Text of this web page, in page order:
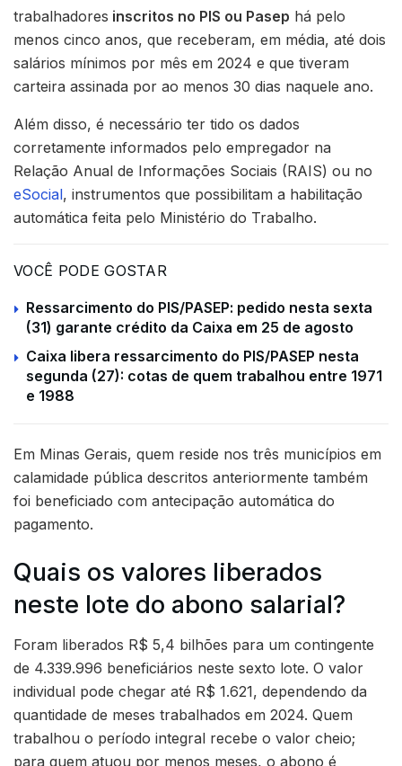
trabalhadores inscritos no PIS ou Pasep há pelo
menos cinco anos, que receberam, em média, até dois
salários mínimos por mês em 2024 e que tiveram
carteira assinada por ao menos 30 dias naquele ano.
Além disso, é necessário ter tido os dados
corretamente informados pelo empregador na
Relação Anual de Informações Sociais (RAIS) ou no
eSocial, instrumentos que possibilitam a habilitação
automática feita pelo Ministério do Trabalho.
VOCÊ PODE GOSTAR
Ressarcimento do PIS/PASEP: pedido nesta sexta
(31) garante crédito da Caixa em 25 de agosto
Caixa libera ressarcimento do PIS/PASEP nesta
segunda (27): cotas de quem trabalhou entre 1971
e 1988
Em Minas Gerais, quem reside nos três municípios em
calamidade pública descritos anteriormente também
foi beneficiado com antecipação automática do
pagamento.
Quais os valores liberados
neste lote do abono salarial?
Foram liberados R$ 5,4 bilhões para um contingente
de 4.339.996 beneficiários neste sexto lote. O valor
individual pode chegar até R$ 1.621, dependendo da
quantidade de meses trabalhados em 2024. Quem
trabalhou o período integral recebe o valor cheio;
para quem atuou por menos meses, o abono é